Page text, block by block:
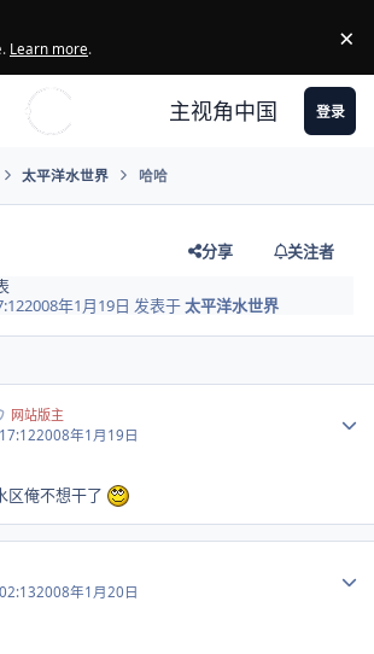
Learn more. ×
主视角中国 登录
太平洋水世界 哈哈
分享
关注者
2008年1月19日 发表于太平洋水世界
网站版主
2008年1月19日
区俺不想干了
2008年1月20日